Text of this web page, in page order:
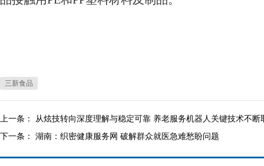
三新食品
上一条：
从炫技转向深度理解与稳定可靠 养老服务机器人关键技术不断
下一条： 湖南：织密健康服务网 破解群众就医急难愁盼问题